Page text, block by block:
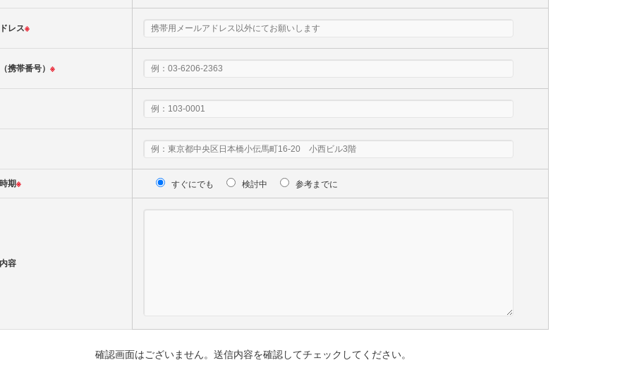
レス※
携帯番号） ※
期※ すぐにでも 検討中 参考までに
容
確認画面はございません。送信内容を確認してチェックしてください。